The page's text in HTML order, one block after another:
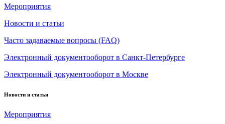
Мероприятия
Новости и статьи
Часто задаваемые вопросы (FAQ)
Электронный документооборот в Санкт-Петербурге
Электронный документооборот в Москве
Новости и статьи
Мероприятия